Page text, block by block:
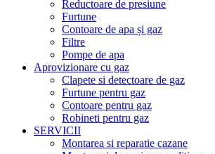
Reductoare de presiune
Furtune
Contoare de apa și gaz
Filtre
Pompe de apa
Aprovizionare cu gaz
Clapete si detectoare de gaz
Furtune pentru gaz
Contoare pentru gaz
Robineti pentru gaz
SERVICII
Montarea si reparatie cazane